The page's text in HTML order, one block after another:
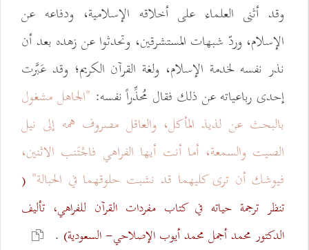
وقد أثنى العلماء على أخلاقه الإسلامية، ودفاعه عن
الإسلام، وردّ شبهات المستشرقين، وتحدثوا عن زهده بعد أن
نذر نفسه لخدمة الإسلام، ولغة القرآن الكريم؛ وقد عَبَّرت
إحدى رباعياته عن ذلك فقال مُحذِّراً نفسه: "الجاهل مشغول
بالبحث عن لذيذ المأكل، والعاقل مصروف همه إلى نيل
الصيت والسمعة، أما أنت أيها الفراهي فاجْتَنب الاثنين،
فيوشك أن ترى كليهما قد نشبت حلوقهما في الحبالة" (
تنظر ترجمة حياته في كتاب مفردات القرآن للفراهي، تأليف
الدكتور محمد أجمل محمد أيوب الإصلاحي- السعودية) .